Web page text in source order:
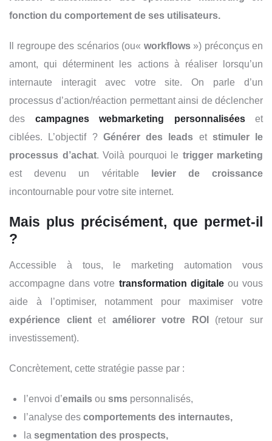
fonction du comportement de ses utilisateurs.
Il regroupe des scénarios (ou« workflows») préconçus en
amont, qui déterminent les actions à réaliser lorsqu’un
internaute interagit avec votre site. On parle d’un
processus d’action/réaction permettant ainsi de déclencher
des campagnes webmarketing personnaliséeset
ciblées.
L’objectif ? Générer des leads et stimuler le
processus d’achat. Voilà pourquoi le trigger marketing
est devenu un véritable
levier de croissance
incontournable pour votre site internet.
Mais plus précisément, que permet-il
?
Accessible à tous, le marketing automation vous
accompagne dans votre transformation digitale ou vous
aide à l’optimiser, notamment pour maximiser votre
expérience clientet améliorer votre ROI
(retour sur
investissement).
Concrètement, cette stratégie passe par :
l’envoi d’emails ou sms personnalisés,
l’analyse des comportements des internautes,
la segmentation des prospects,